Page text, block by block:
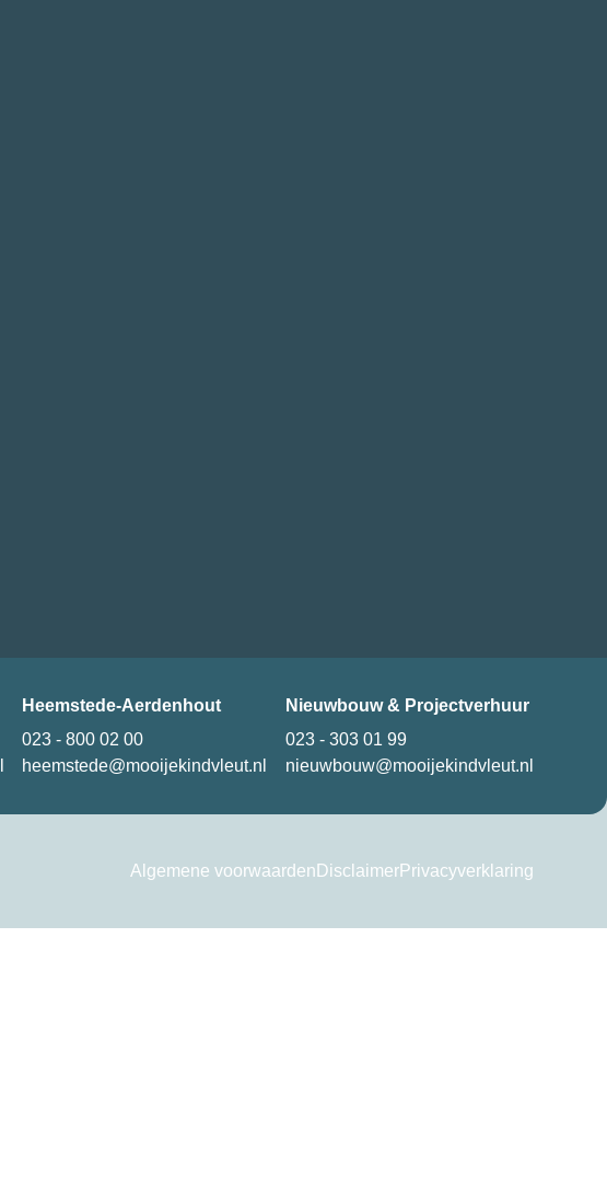
Heemstede-Aerdenhout
023 - 800 02 00
heemstede@mooijekindvleut.nl
Nieuwbouw & Projectverhuur
023 - 303 01 99
nieuwbouw@mooijekindvleut.nl
Algemene voorwaarden DisclaimerPrivacyverklaring